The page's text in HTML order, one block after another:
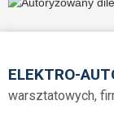
ELEKTRO-
warsztatowych,